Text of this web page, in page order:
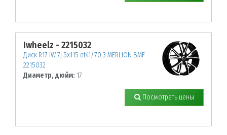
Iwheelz - 2215032
Диск R17 IW 7J 5х115 et41/70.3 MERLION BMF
2215032
Диаметр, дюйм: 17
Посмотреть цены